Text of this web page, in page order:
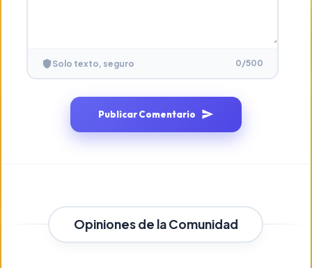
Solo texto, seguro 0/500
Publicar Comentario
Opiniones de la Comunidad